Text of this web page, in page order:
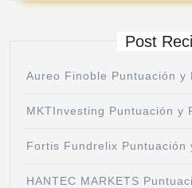
Post
Aureo Finoble Puntuación y
MKTInvesting Puntuación y
Fortis Fundrelix Puntuación
HANTEC MARKETS